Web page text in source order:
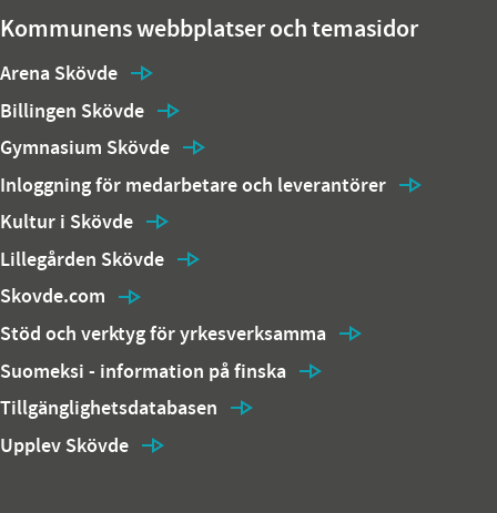
Kommunens webbplatser och temasidor
Arena Skövde
Billingen Skövde
Gymnasium Skövde
Inloggning för medarbetare och leverantörer
Kultur i Skövde
Lillegården Skövde
Skovde.com
Stöd och verktyg för yrkesverksamma
Suomeksi - information på finska
Tillgänglighetsdatabasen
Upplev Skövde